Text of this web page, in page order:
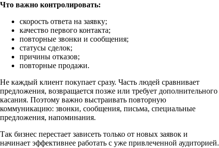
Что важно контролировать:
скорость ответа на заявку;
качество первого контакта;
повторные звонки и сообщения;
статусы сделок;
причины отказов;
повторные продажи.
Не каждый клиент покупает сразу. Часть людей сравнивает
предложения, возвращается позже или требует дополнительного
касания. Поэтому важно выстраивать повторную
коммуникацию: звонки, сообщения, письма, специальные
предложения, напоминания.
Так бизнес перестает зависеть только от новых заявок и
начинает эффективнее работать с уже привлеченной аудиторией.